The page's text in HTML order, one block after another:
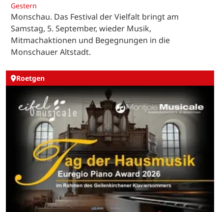
Gestern
Monschau. Das Festival der Vielfalt bringt am
Samstag, 5. September, wieder Musik,
Mitmachaktionen und Begegnungen in die
Monschauer Altstadt.
Roetgen